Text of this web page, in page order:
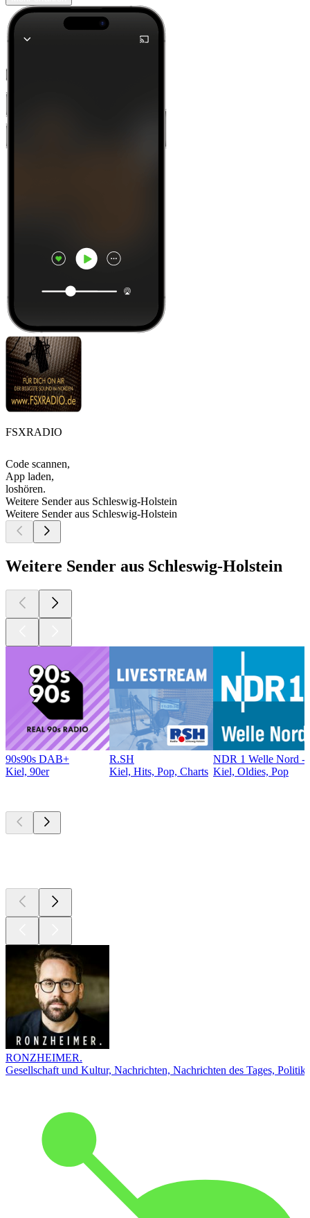
FSXRADIO
Code scannen,
App laden,
loshören.
Weitere Sender aus Schleswig-Holstein
Weitere Sender aus Schleswig-Holstein
Weitere Sender aus Schleswig-Holstein
90s90s DAB+
Kiel, 90er
R.SH
Kiel, Hits, Pop, Charts
NDR 1 Welle Nord -
Kiel, Oldies, Pop
RONZHEIMER.
Gesellschaft und Kultur, Nachrichten, Nachrichten des Tages, Politik